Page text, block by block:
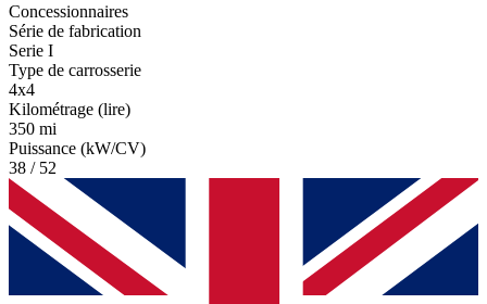
Concessionnaires
Série de fabrication
Serie I
Type de carrosserie
4x4
Kilométrage (lire)
350 mi
Puissance (kW/CV)
38 / 52